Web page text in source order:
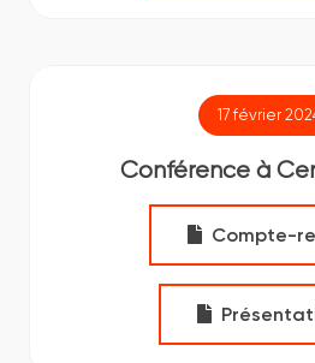
17 février
Conférence à
Compte-